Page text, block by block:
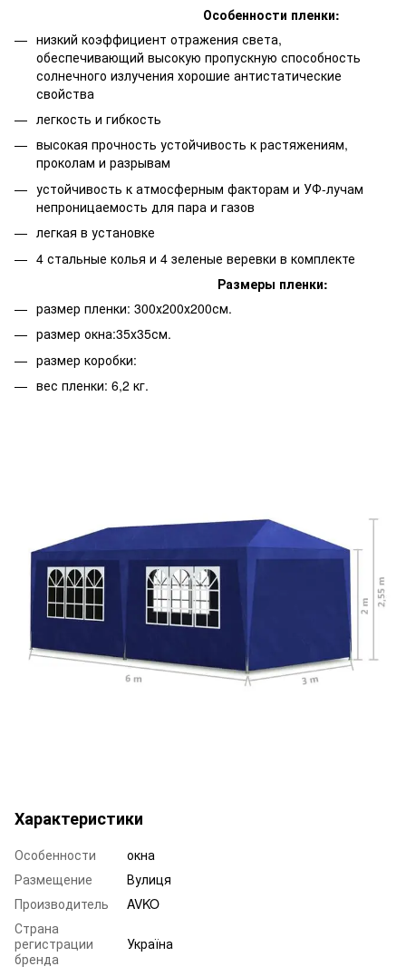
Особенности пленки:
низкий коэффициент отражения света,
обеспечивающий высокую пропускную способность
солнечного излучения хорошие антистатические
свойства
легкость и гибкость
высокая прочность устойчивость к растяжениям,
проколам и разрывам
устойчивость к атмосферным факторам и УФ-лучам
непроницаемость для пара и газов
легкая в установке
4 стальные колья и 4 зеленые веревки в комплекте
Размеры пленки:
размер пленки: 300х200х200см.
размер окна:35х35см.
размер коробки:
вес пленки: 6,2 кг.
Характеристики
Особенности
окна
Размещение
Вулиця
Производитель
AVKO
Страна
регистрации
бренда
Україна